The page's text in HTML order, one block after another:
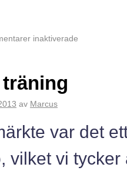
inaktiverade
av Marcus
var det
vilket vi